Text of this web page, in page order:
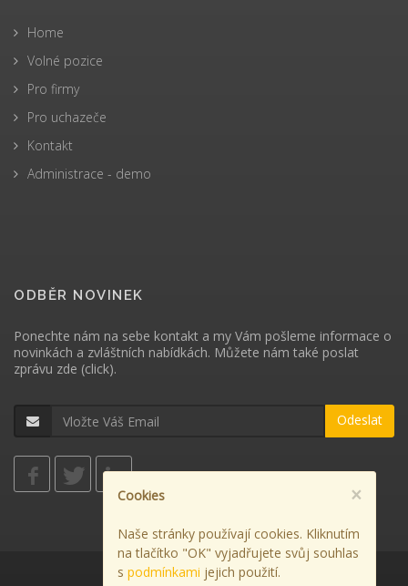
×
Cookies
Naše stránky používají cookies. Kliknutím
na tlačítko "OK" vyjadřujete svůj souhlas
s podmínkami jejich použití.
Home
Volné pozice
Pro firmy
Pro uchazeče
Kontakt
Administrace - demo
ODBĚR NOVINEK
Ponechte nám na sebe kontakt a my Vám pošleme informace o
novinkách a zvláštních nabídkách. Můžete nám také poslat
zprávu zde (click).
Odeslat
Použití cookies